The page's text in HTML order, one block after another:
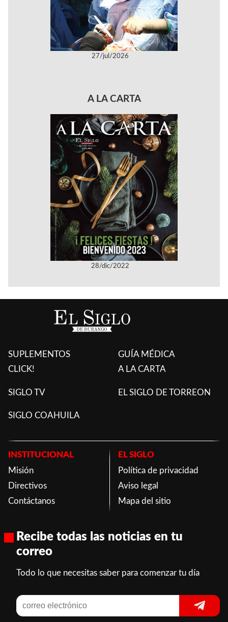
27/jul/2026
A LA CARTA
28/dic/2022
SUPLEMENTOS
CLICK!
GUÍA MÉDICA
A LA CARTA
SIGLO TV EL SIGLO DE TORREON
SIGLO COAHUILA
INSTITUCIONAL
Misión
Directivos
Contáctanos
EL SIGLO
Política de privacidad
Aviso legal
Mapa del sitio
Recibe todas las noticias en tu
correo
Todo lo que necesitas saber para comenzar tu día